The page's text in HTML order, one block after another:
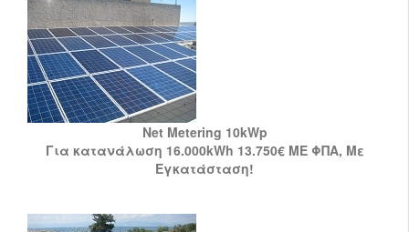
Net Metering 10kWp
Για κατανάλωση 16.000kWh 13.750€ ΜΕ ΦΠΑ, Με
Εγκατάσταση!